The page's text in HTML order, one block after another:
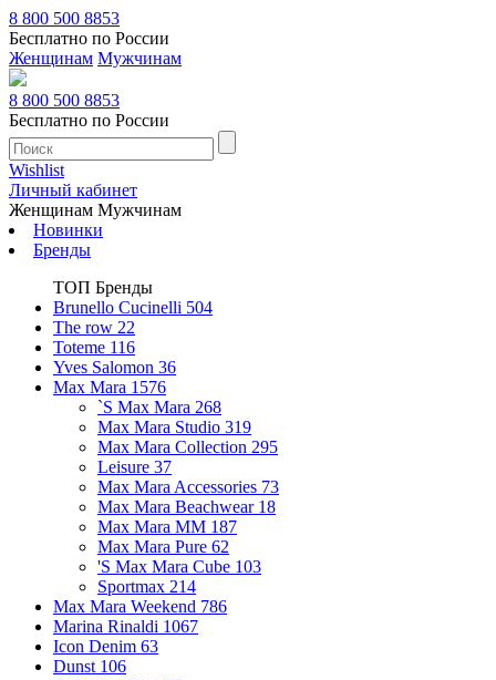
8 800 500 8853
Бесплатно по России
Женщинам Мужчинам
8 800 500 8853
Бесплатно по России
Wishlist
Личный кабинет
Женщинам Мужчинам
Новинки
Бренды
ТОП Бренды
Brunello Cucinelli 504
The row 22
Toteme 116
Yves Salomon 36
Max Mara 1576
`S Max Mara 268
Max Mara Studio 319
Max Mara Collection 295
Leisure 37
Max Mara Accessories 73
Max Mara Beachwear 18
Max Mara MM 187
Max Mara Pure 62
'S Max Mara Cube 103
Sportmax 214
Max Mara Weekend 786
Marina Rinaldi 1067
Icon Denim 63
Dunst 106